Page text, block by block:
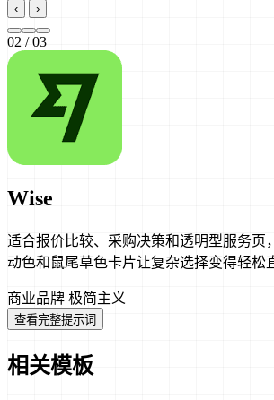
‹ ›
02 / 03
Wise
适合报价比较、采购决策和透明型服务页
动色和鼠尾草色卡片让复杂选择变得轻松
商业品牌 极简主义
查看完整提示词
相关模板